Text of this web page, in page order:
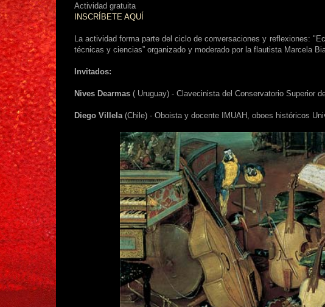
Actividad gratuita
INSCRÍBETE AQUÍ
La actividad forma parte del ciclo de conversaciones y reflexiones:
técnicas y ciencias” organizado y moderado por la flautista Marcela
Invitados:
Nives Dearmas ( Uruguay) - Clavecinista del Conservatorio Superior
Diego Villela(Chile) - Oboista y docente IMUAH, oboes históricos